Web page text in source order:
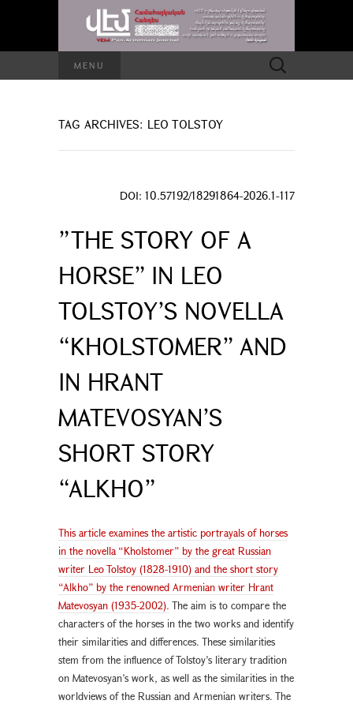
MENU
Search
for:
TAG ARCHIVES: LEO TOLSTOY
DOI: 10.57192/18291864-2026.1-117
”THE STORY OF A
HORSE” IN LEO
TOLSTOY’S NOVELLA
“KHOLSTOMER” AND
IN HRANT
MATEVOSYAN’S
SHORT STORY
“ALKHO”
This article examines the artistic portrayals of horses
in the novella “Kholstomer” by the great Russian
writer Leo Tolstoy (1828-1910) and the short story
“Alkho” by the renowned Armenian writer Hrant
Matevosyan (1935-2002). The aim is to compare the
characters of the horses in the two works and identify
their similarities and differences. These similarities
stem from the influence of Tolstoy’s literary tradition
on Matevosyan’s work, as well as the similarities in the
worldviews of the Russian and Armenian writers. The